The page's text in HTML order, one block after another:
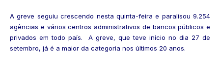
A greve seguiu crescendo nesta quinta-feira e paralisou 9.254
agências e vários centros administrativos de bancos públicos e
privados em todo país. A greve, que teve início no dia 27 de
setembro, já é a maior da categoria nos últimos 20 anos.